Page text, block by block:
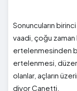
Sonuncuların
vaadi, çoğu
ertelenmesinden
ertelenmesi,
olanlar, açların
diyor Canetti.